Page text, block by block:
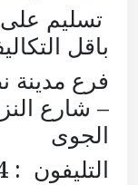
تسليم
باقل
– شارع
الجوى
التليفون : 01275757094